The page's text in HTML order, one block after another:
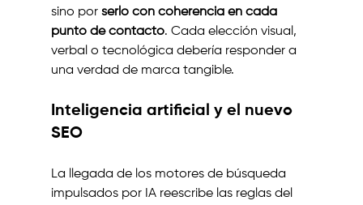
sino por serlo con coherencia en cada
punto de contacto. Cada elección visual,
verbal o tecnológica debería responder a
una verdad de marca tangible.
Inteligencia artificial y el nuevo
SEO
La llegada de los motores de búsqueda
impulsados por IA reescribe las reglas del